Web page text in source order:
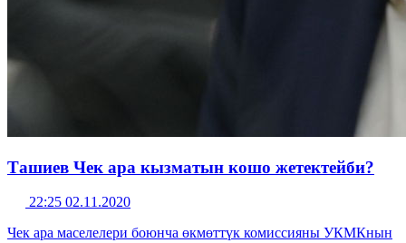
Ташиев Чек ара кызматын кошо жетектейби?
22:25 02.11.2020
Чек ара маселелери боюнча өкмөттүк комиссияны УКМКнын